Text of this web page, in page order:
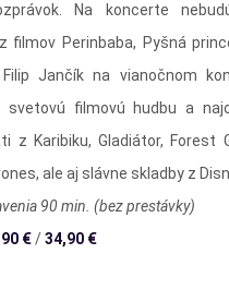
Na koncerte
filmov Perinbaba, Pyšná
Filip Jančík na vianočnom
svetovú filmovú hudbu a
z Karibiku, Gladiátor, Forest
ale aj slávne skladby z
90 min. (bez
€/34,90 €